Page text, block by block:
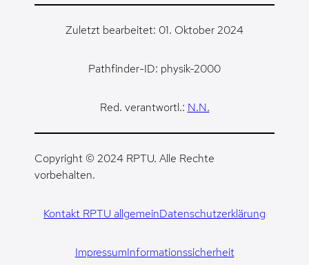
Zuletzt bearbeitet: 01. Oktober 2024
Pathfinder-ID: physik-2000
Red. verantwortl.: N.N.
Copyright © 2024 RPTU. Alle Rechte
vorbehalten.
Kontakt RPTU allgemeinDatenschutzerklärung
ImpressumInformationssicherheit